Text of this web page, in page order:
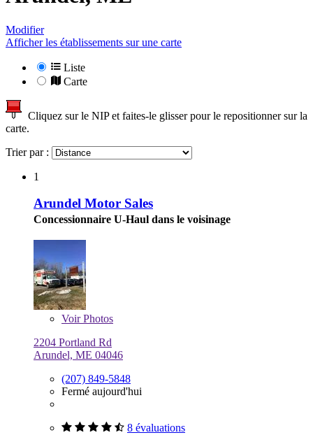
Modifier
Afficher les établissements sur une carte
Liste
Carte
Cliquez sur le NIP et faites-le glisser pour le repositionner sur la
carte.
Trier par :
1
Arundel Motor Sales
Concessionnaire U-Haul dans le voisinage
VoirPhotos
2204 Portland Rd
Arundel, ME 04046
(207) 849-5848
Fermé aujourd'hui
8 évaluations